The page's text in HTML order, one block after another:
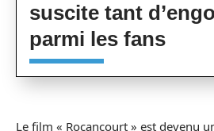
suscite tant
parmi les fans
Le film « Rocancourt » est devenu